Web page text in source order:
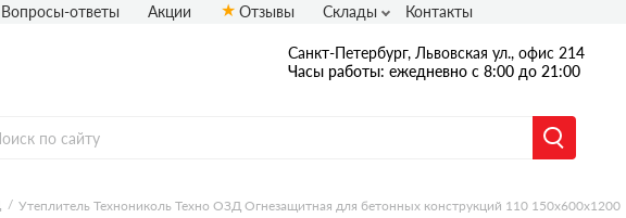
Санкт-Петербург, Львовская ул., офис 214
Часы работы: ежедневно с 8:00 до 21:00
Вопросы-ответы Акции Отзывы Склады Контакты
Утеплитель Технониколь Техно ОЗД Огнезащитная для бетонных конструкций 110 150х600х1200